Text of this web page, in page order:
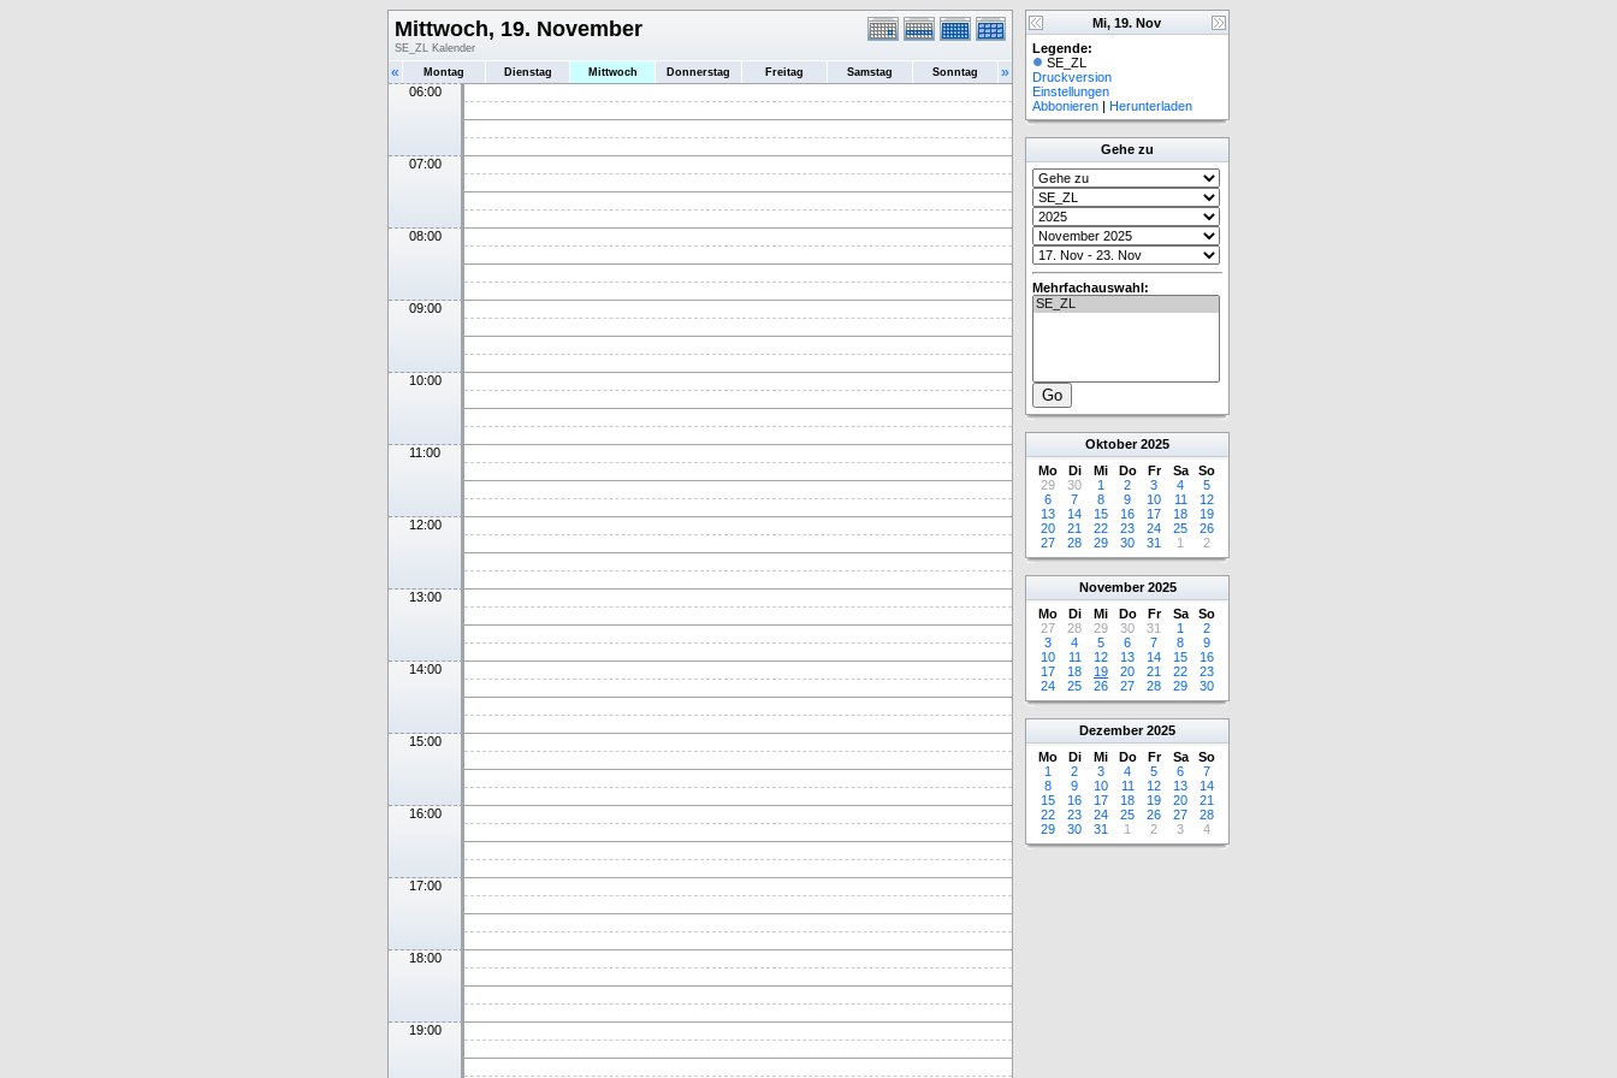
Mittwoch, 19. November
SE_ZL Kalender
« Montag Dienstag Mittwoch Donnerstag Freitag Samstag Sonntag »
06:00
07:00
08:00
09:00
10:00
11:00
12:00
13:00
14:00
15:00
16:00
17:00
18:00
19:00
Mi, 19. Nov
Legende:
SE_ZL
Druckversion
Einstellungen
Abbonieren | Herunterladen
Gehe zu
Mehrfachauswahl:
Oktober 2025
Mo
Di Mi Do Fr Sa
So
29
30 1 2 3 4
5
6
7 8 9 10 11
12
13
14 15 16 17 18
19
20
21 22 23 24 25
26
27
28 29 30 31 1 2
November 2025
Mo
Di Mi Do Fr Sa
So
27
28 29 30 31 1
2
3
4 5 6 7 8
9
10
11 12 13 14 15
16
17
18 19 20 21 22
23
24
25 26 27 28 29 30
Dezember 2025
Mo
Di Mi Do Fr Sa
So
1
2 3 4 5 6
7
8
9 10 11 12 13
14
15
16 17 18 19 20
21
22
23 24 25 26 27
28
29
30 31 1 2 3 4